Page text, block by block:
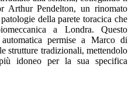
Arthur Pendelton, un rinomato
della parete toracica che
a Londra. Questo
permise a Marco di
strutture tradizionali, mettendolo
idoneo per la sua specifica